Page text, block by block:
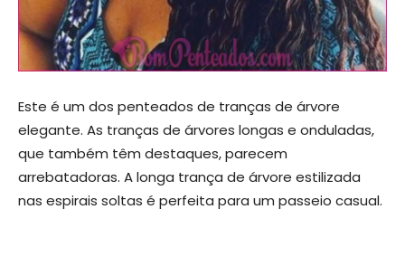
Este é um dos penteados de tranças de árvore
elegante. As tranças de árvores longas e onduladas,
que também têm destaques, parecem
arrebatadoras. A longa trança de árvore estilizada
nas espirais soltas é perfeita para um passeio casual.